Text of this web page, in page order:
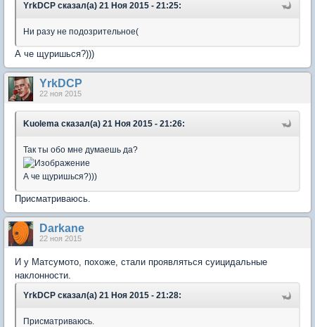
YrkDCP сказал(а) 21 Ноя 2015 - 21:25:
Ни разу не подозрительное(
А че щуришься?)))
YrkDCP
22 ноя 2015
Kuolema сказал(а) 21 Ноя 2015 - 21:26:
Так ты обо мне думаешь да?
А че щуришься?)))
Присматриваюсь.
Darkane
22 ноя 2015
И у Матсумото, похоже, стали проявляться суицидальные
наклонности.
YrkDCP сказал(а) 21 Ноя 2015 - 21:28:
Присматриваюсь.